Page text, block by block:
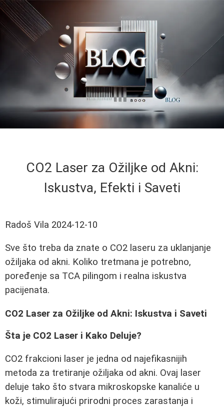
CO2 Laser za Ožiljke od Akni:
Iskustva, Efekti i Saveti
Radoš Vila 2024-12-10
Sve što treba da znate o CO2 laseru za uklanjanje
ožiljaka od akni. Koliko tretmana je potrebno,
poređenje sa TCA pilingom i realna iskustva
pacijenata.
CO2 Laser za Ožiljke od Akni: Iskustva i Saveti
Šta je CO2 Laser i Kako Deluje?
CO2 frakcioni laser je jedna od najefikasnijih
metoda za tretiranje ožiljaka od akni. Ovaj laser
deluje tako što stvara mikroskopske kanaliće u
koži, stimulirajući prirodni proces zarastanja i